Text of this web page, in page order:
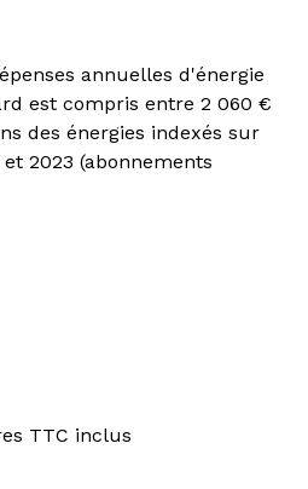
annuelles d'énergie
est compris entre 2 060 €
des énergies indexés sur
2023 (abonnements
TTC inclus